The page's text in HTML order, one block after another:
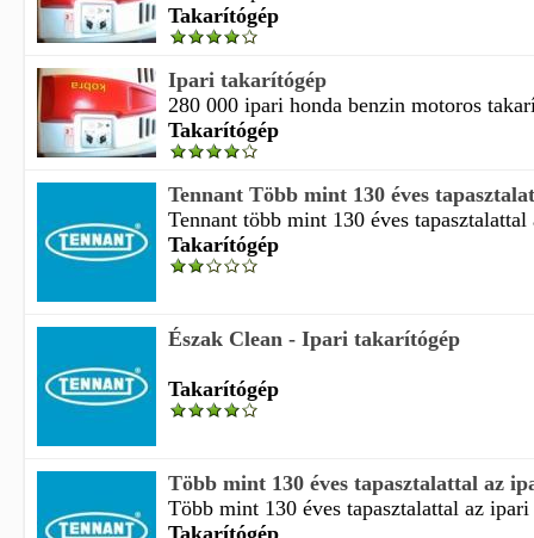
Takarítógép
Ipari takarítógép
280 000 ipari honda benzin motoros
Takarítógép
Tennant Több mint 130 éves
Tennant több mint 130 éves
Takarítógép
Észak Clean - Ipari takarítógép
Takarítógép
Több mint 130 éves tapasztalattal az
Több mint 130 éves tapasztalattal az
Takarítógép